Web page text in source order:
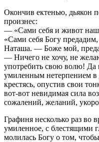
Окончив ектенью, дьякон
произнес:
— «Сами себя и живот
«Сами себя Богу
Наташа. — Боже мой,
— Ничего не хочу, не
употребить свою волю!
умиленным нетерпением
крестясь, опустив свои
вот-вот невидимая сила
сожалений, желаний,
Графиня несколько раз во
умиленное, с блестящими
молилась Богу о том,